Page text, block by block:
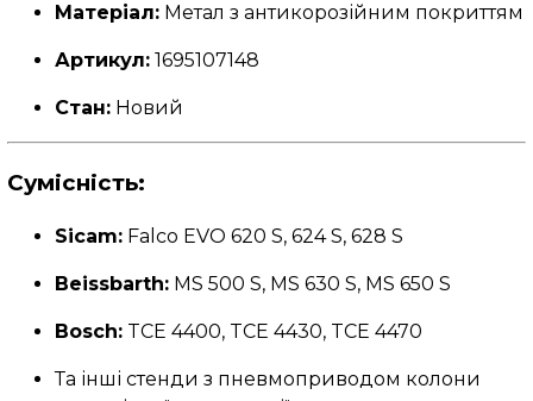
Матеріал:Метал з антикорозійним покриттям
Артикул:1695107148
Стан:Новий
Сумісність:
Sicam:Falco EVO 620 S, 624 S, 628 S
Beissbarth:MS 500 S, MS 630 S, MS 650 S
Bosch:TCE 4400, TCE 4430, TCE 4470
Та інші стенди з пневмоприводом колони